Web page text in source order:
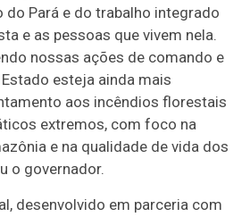
Pará e do trabalho integrado
e as pessoas que vivem nela.
nossas ações de comando e
esteja ainda mais
aos incêndios florestais
extremos, com foco na
e na qualidade de vida dos
o governador.
desenvolvido em parceria com